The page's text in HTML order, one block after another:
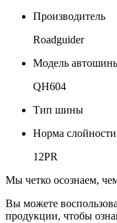
Производитель
Roadguider
Модель
QH604
Тип шины
Норма
12PR
Мы четко осознаем,
Вы можете
продукции, чтобы